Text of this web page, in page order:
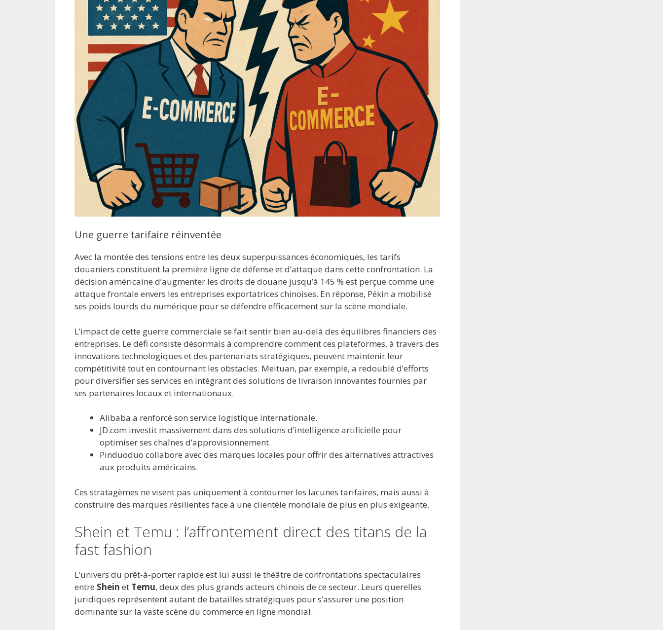
Une guerre tarifaire réinventée
Avec la montée des tensions entre les deux superpuissances économiques, les tarifs
douaniers constituent la première ligne de défense et d’attaque dans cette confrontation. La
décision américaine d’augmenter les droits de douane jusqu’à 145 % est perçue comme une
attaque frontale envers les entreprises exportatrices chinoises. En réponse, Pékin a mobilisé
ses poids lourds du numérique pour se défendre efficacement sur la scène mondiale.
L’impact de cette guerre commerciale se fait sentir bien au-delà des équilibres financiers des
entreprises. Le défi consiste désormais à comprendre comment ces plateformes, à travers des
innovations technologiques et des partenariats stratégiques, peuvent maintenir leur
compétitivité tout en contournant les obstacles. Meituan, par exemple, a redoublé d’efforts
pour diversifier ses services en intégrant des solutions de livraison innovantes fournies par
ses partenaires locaux et internationaux.
Alibaba a renforcé son service logistique internationale.
JD.com investit massivement dans des solutions d’intelligence artificielle pour
optimiser ses chaînes d’approvisionnement.
Pinduoduo collabore avec des marques locales pour offrir des alternatives attractives
aux produits américains.
Ces stratagèmes ne visent pas uniquement à contourner les lacunes tarifaires, mais aussi à
construire des marques résilientes face à une clientèle mondiale de plus en plus exigeante.
Shein et Temu : l’affrontement direct des titans de la
fast fashion
L’univers du prêt-à-porter rapide est lui aussi le théâtre de confrontations spectaculaires
entre Shein et Temu, deux des plus grands acteurs chinois de ce secteur. Leurs querelles
juridiques représentent autant de batailles stratégiques pour s’assurer une position
dominante sur la vaste scène du commerce en ligne mondial.